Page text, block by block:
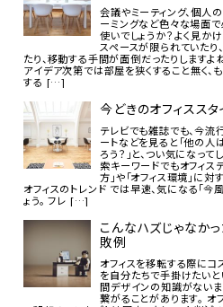
会議やミーティング、個人
ーミングなど色々な場面
使いでしょうか？よく見か
スペースが限られていたり
たり、移動する手間が面倒だったりしますよ
アイデア次第では部屋を狭くすること無く、
する […]
今どきのオフィスス
テレビでも雑誌でも、今流
ートなどを見ると「他の人
ろう？」と、つい気になっ
索キーワードでもオフィス
方」や「オフィス環境」に対
オフィスのトレンド では早速、気になる「今
ょう。 フレ […]
こんなハズじゃなかっ
敗例
オフィスを移転する際にコ
を自分たちで手掛けたいと
間デザインの知識がない
繋がることがあります。 オ